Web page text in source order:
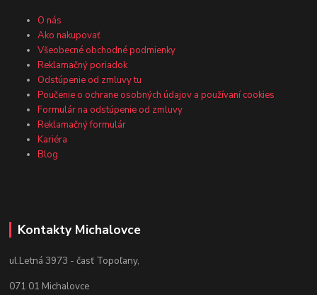
O nás
Ako nakupovať
Všeobecné obchodné podmienky
Reklamačný poriadok
Odstúpenie od zmluvy tu
Poučenie o ochrane osobných údajov a používaní cookies
Formulár na odstúpenie od zmluvy
Reklamačný formulár
Kariéra
Blog
Kontakty Michalovce
ul.Letná 3973 - časť Topoľany,
071 01 Michalovce